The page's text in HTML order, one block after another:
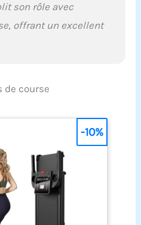
son rôle avec
offrant un excellent
de course
-10%